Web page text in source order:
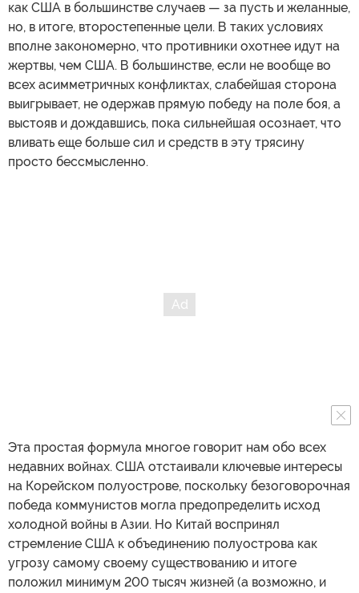
как США в большинстве случаев — за пусть и желанные,
но, в итоге, второстепенные цели. В таких условиях
вполне закономерно, что противники охотнее идут на
жертвы, чем США. В большинстве, если не вообще во
всех асимметричных конфликтах, слабейшая сторона
выигрывает, не одержав прямую победу на поле боя, а
выстояв и дождавшись, пока сильнейшая осознает, что
вливать еще больше сил и средств в эту трясину
просто бессмысленно.
Эта простая формула многое говорит нам обо всех
недавних войнах. США отстаивали ключевые интересы
на Корейском полуострове, поскольку безоговорочная
победа коммунистов могла предопределить исход
холодной войны в Азии. Но Китай воспринял
стремление США к объединению полуострова как
угрозу самому своему существованию и итоге
положил минимум 200 тысяч жизней (а возможно, и